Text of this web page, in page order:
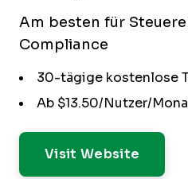
Am besten für
Compliance
30-tägige kostenlose
Ab $13.50/Nutzer/
Visit Website